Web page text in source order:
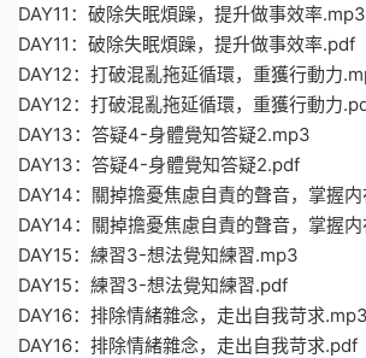
DAY11：破除失眠煩躁，提升做事效率.mp3
DAY11：破除失眠煩躁，提升做事效率.pdf
DAY12：打破混亂拖延循環，重獲行動力
DAY12：打破混亂拖延循環，重獲行動力
DAY13：答疑4-身體覺知答疑2.mp3
DAY13：答疑4-身體覺知答疑2.pdf
DAY14：關掉擔憂焦慮自責的聲音，掌握
DAY14：關掉擔憂焦慮自責的聲音，掌握
DAY15：練習3-想法覺知練習.mp3
DAY15：練習3-想法覺知練習.pdf
DAY16：排除情緒雜念，走出自我苛求.mp3
DAY16：排除情緒雜念，走出自我苛求.pdf